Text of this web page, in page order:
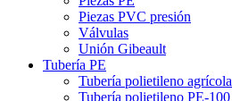
Piezas PVC presión
Válvulas
Unión Gibeault
Tubería PE
Tubería polietileno agrícola
Tubería polietileno PE-100